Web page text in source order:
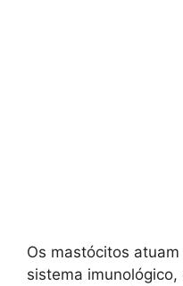
Os mastócitos
sistema